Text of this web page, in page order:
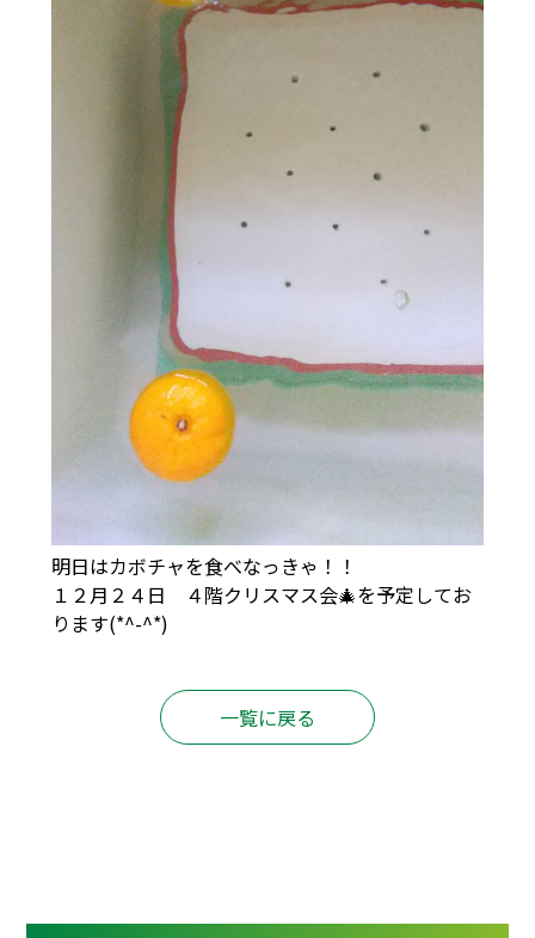
明日はカボチャを食べなっきゃ！！
１２月２４日 ４階クリスマス会🎄を予定してお
ります(*^-^*)
一覧に戻る